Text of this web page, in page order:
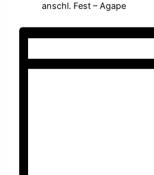
anschl. Fest – Agape